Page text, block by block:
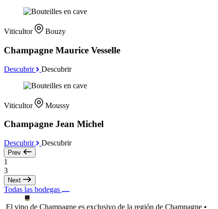
Viticultor Bouzy
Champagne Maurice Vesselle
Descubrir Descubrir
Viticultor Moussy
Champagne Jean Michel
Descubrir Descubrir
Prev
1
3
Next
Todas las bodegas
El vino de Champagne es exclusivo de la región de Champagne •